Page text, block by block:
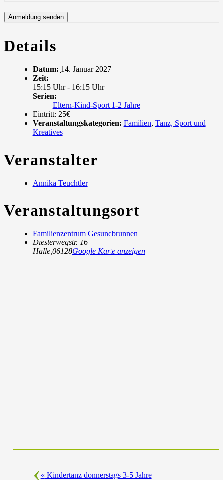
Details
Datum: 14. Januar 2027
Zeit:
15:15 Uhr - 16:15 Uhr
Serien:
Eltern-Kind-Sport 1-2 Jahre
Eintritt: 25€
Veranstaltungskategorien: Familien, Tanz, Sport und
Kreatives
Veranstalter
Annika Teuchtler
Veranstaltungsort
Familienzentrum Gesundbrunnen
Diesterwegstr. 16
Halle,06128Google Karte anzeigen
« Kindertanz donnerstags 3-5 Jahre